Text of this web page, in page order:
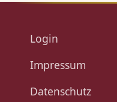
Login
Impressum
Datenschutz